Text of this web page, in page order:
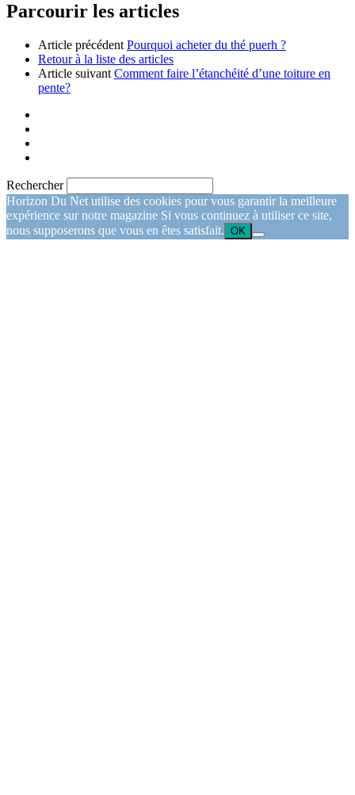
Parcourir les articles
Article précédent Pourquoi acheter du thé puerh ?
Retour à la liste des articles
Article suivant Comment faire l’étanchéité d’une toiture en
pente?
Rechercher
Horizon Du Net utilise des cookies pour vous garantir la meilleure
expérience sur notre magazine Si vous continuez à utiliser ce site,
nous supposerons que vous en êtes satisfait. OK